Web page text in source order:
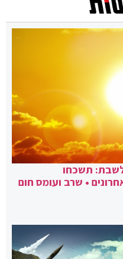
לשבת: תשכחו
• שרב ועומס חום